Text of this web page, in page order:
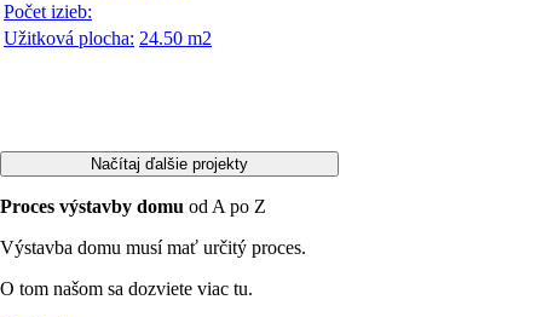
Počet izieb:
Užitková plocha: 24.50 m2
Načítaj ďalšie projekty
Proces výstavby domu od A po Z
Výstavba domu musí mať určitý proces.
O tom našom sa dozviete viac tu.